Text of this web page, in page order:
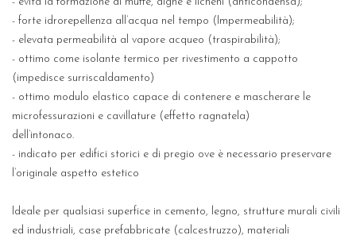
- forte idrorepellenza all’acqua nel tempo (Impermeabilità);
- elevata permeabilità al vapore acqueo (traspirabilità);
- ottimo come isolante termico per rivestimento a cappotto
(impedisce surriscaldamento)
- ottimo modulo elastico capace di contenere e mascherare le
microfessurazioni e cavillature (effetto ragnatela)
dell’intonaco.
- indicato per edifici storici e di pregio ove è necessario preservare
l’originale aspetto estetico
Ideale per qualsiasi superfice in cemento, legno, strutture murali civili
ed industriali, case prefabbricate (calcestruzzo), materiali